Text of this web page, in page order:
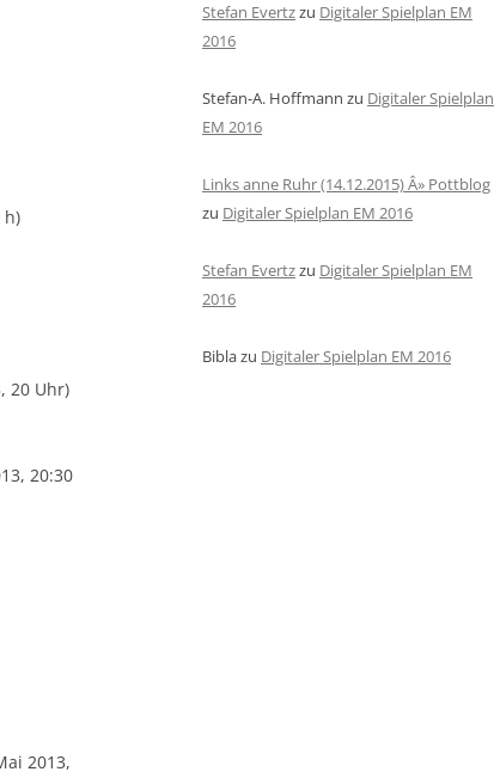
h)
20 Uhr)
20:30
2013,
Stefan Evertzzu Digitaler Spielplan EM
2016
Stefan-A. Hoffmann zu Digitaler Spielplan
EM 2016
Links anne Ruhr (14.12.2015) Â» Pottblog
zu Digitaler Spielplan EM 2016
Stefan Evertzzu Digitaler Spielplan EM
2016
Biblazu Digitaler Spielplan EM 2016